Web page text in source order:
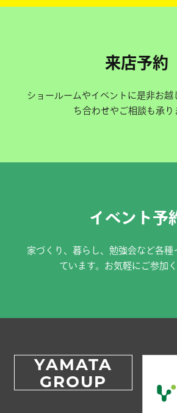
来店予約
ショールームやイベントに是非お越
ち合わせやご相談も承り
イベント予
家づくり、暮らし、勉強会など各種
ています。お気軽にご参加く
YAMATA
GROUP